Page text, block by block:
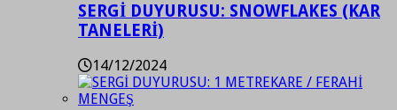
SERGİ DUYURUSU: SNOWFLAKES (KAR
TANELERİ)
14/12/2024